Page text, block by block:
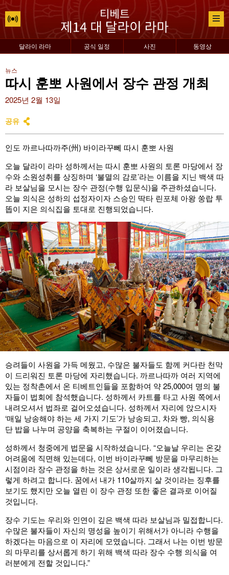
달라이 라마 공식 일정 사진 동영상
뉴스
따시 훈뽀 사원에서 장수 관정 개최
2025년 2월 13일
공유
인도 까르나따까주(州) 바이라꾸뻬 따시 훈뽀 사원
오늘 달라이 라마 성하께서는 따시 훈뽀 사원의 토론 마당에서 장
수와 소원성취를 상징하며 ‘불멸의 감로’라는 이름을 지닌 백색 따
라 보살님을 모시는 장수 관정(수행 입문식)을 주관하셨습니다.
오늘 의식은 성하의 섭정자이자 스승인 딱타 린포체 아왕 쑹랍 투
똡이 지은 의식집을 토대로 진행되었습니다.
승려들이 사원을 가득 메웠고, 수많은 불자들도 함께 커다란 천막
이 드리워진 토론 마당에 자리했습니다. 까르나따까 여러 지역에
있는 정착촌에서 온 티베트인들을 포함하여 약 25,000여 명의 불
자들이 법회에 참석했습니다. 성하께서 카트를 타고 사원 쪽에서
내려오셔서 법좌로 걸어오셨습니다. 성하께서 자리에 앉으시자
‘매일 낭송해야 하는 세 가지 기도’가 낭송되고, 차와 빵, 의식용
단 밥을 나누며 공양을 축복하는 구절이 이어졌습니다.
성하께서 청중에게 법문을 시작하셨습니다. “오늘날 우리는 온갖
어려움에 직면해 있는데다, 이번 바이라꾸뻬 방문을 마무리하는
시점이라 장수 관정을 하는 것은 상서로운 일이라 생각됩니다. 그
렇게 하려고 합니다. 꿈에서 내가 110살까지 살 것이라는 징후를
보기도 했지만 오늘 열린 이 장수 관정 또한 좋은 결과로 이어질
것입니다.
장수 기도는 우리와 인연이 깊은 백색 따라 보살님과 밀접합니다.
수많은 불자들이 자신의 명성을 높이기 위해서가 아니라 수행을
하겠다는 마음으로 이 자리에 모였습니다. 그래서 나는 이번 방문
의 마무리를 상서롭게 하기 위해 백색 따라 장수 수행 의식을 여
러분에게 전할 것입니다.”